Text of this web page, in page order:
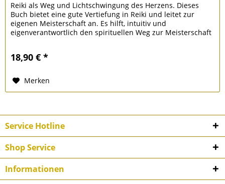
Reiki als Weg und Lichtschwingung des Herzens. Dieses
Buch bietet eine gute Vertiefung in Reiki und leitet zur
eigenen Meisterschaft an. Es hilft, intuitiv und
eigenverantwortlich den spirituellen Weg zur Meisterschaft
18,90 € *
Merken
Service Hotline
Shop Service
Informationen